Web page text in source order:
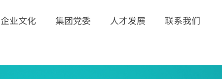
企业文化 集团党委 人才发展 联系我们